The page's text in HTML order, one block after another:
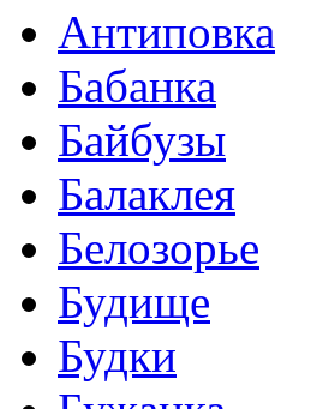
Антиповка
Бабанка
Байбузы
Балаклея
Белозорье
Будище
Будки